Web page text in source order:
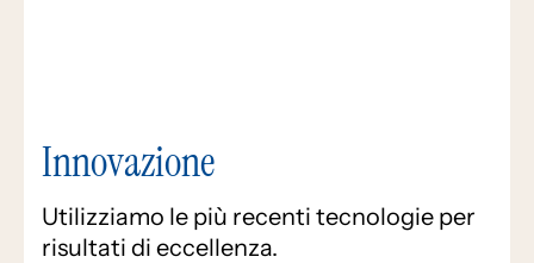
Innovazione
Utilizziamo le più recenti tecnologie per
risultati di eccellenza.